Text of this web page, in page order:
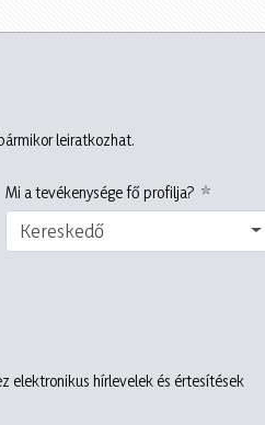
leiratkozhat.
Mi a tevékenysége fő profilja?
Kereskedő
elektronikus hírlevelek és értesítések